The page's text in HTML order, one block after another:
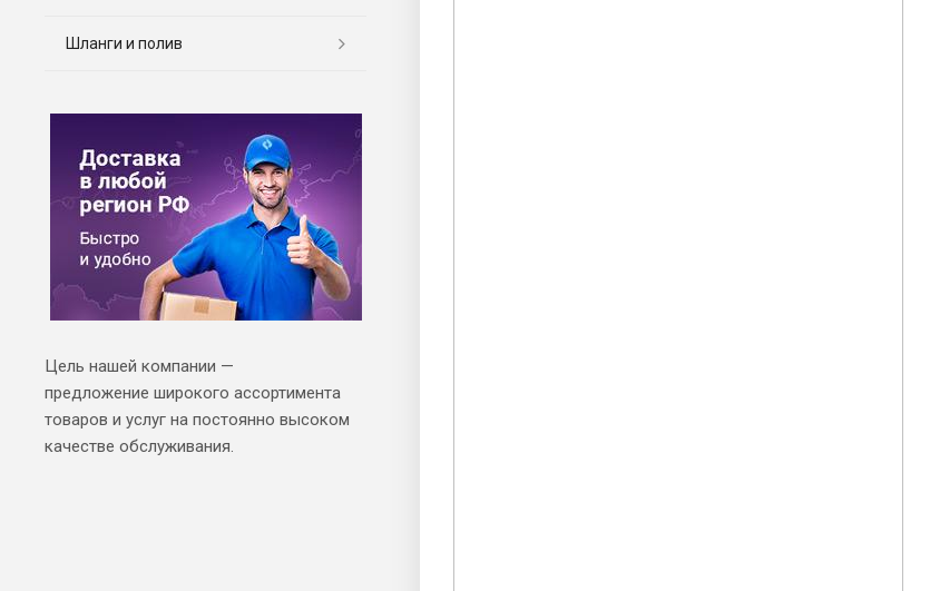
Шланги и полив
Цель нашей компании —
предложение широкого ассортимента
товаров и услуг на постоянно высоком
качестве обслуживания.